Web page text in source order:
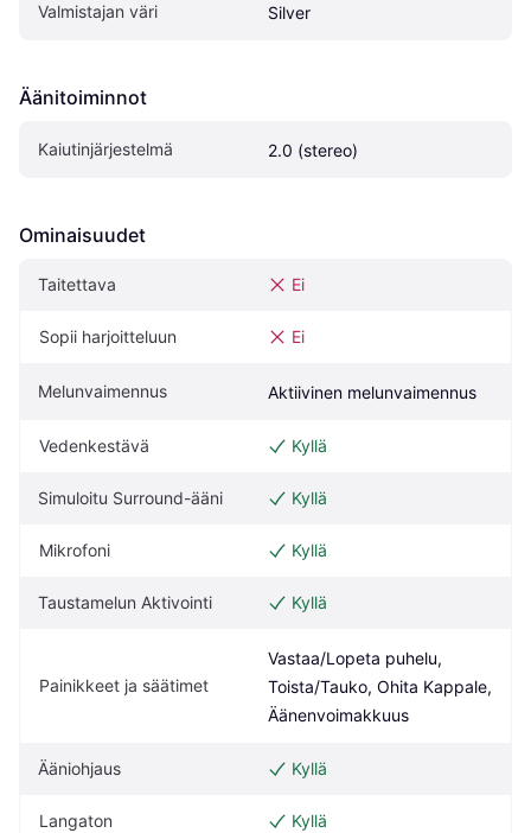
Valmistajan väri Silver
Äänitoiminnot
Kaiutinjärjestelmä 2.0 (stereo)
Ominaisuudet
Taitettava Ei
Sopii harjoitteluun Ei
Melunvaimennus Aktiivinen melunvaimennus
Vedenkestävä Kyllä
Simuloitu Surround-ääni Kyllä
Mikrofoni Kyllä
Taustamelun Aktivointi Kyllä
Painikkeet ja säätimet
Vastaa/Lopeta puhelu,
Toista/Tauko, Ohita Kappale,
Äänenvoimakkuus
Ääniohjaus Kyllä
Langaton Kyllä